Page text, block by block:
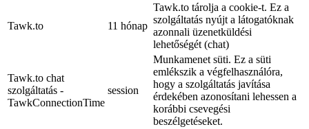
Tawk.to 11 hónap
Tawk.to tárolja a cookie-t. Ez a
szolgáltatás nyújt a látogatóknak
azonnali üzenetküldési
lehetőségét (chat)
Tawk.to chat
szolgáltatás -
TawkConnectionTime
session
Munkamenet süti. Ez a süti
emlékszik a végfelhasználóra,
hogy a szolgáltatás javítása
érdekében azonosítani lehessen a
korábbi csevegési
beszélgetéseket.